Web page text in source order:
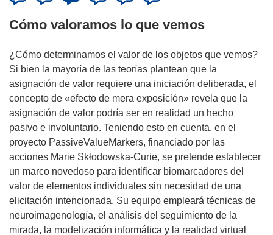
Cómo valoramos lo que vemos
¿Cómo determinamos el valor de los objetos que vemos?
Si bien la mayoría de las teorías plantean que la
asignación de valor requiere una iniciación deliberada, el
concepto de «efecto de mera exposición» revela que la
asignación de valor podría ser en realidad un hecho
pasivo e involuntario. Teniendo esto en cuenta, en el
proyecto PassiveValueMarkers, financiado por las
acciones Marie Skłodowska-Curie, se pretende establecer
un marco novedoso para identificar biomarcadores del
valor de elementos individuales sin necesidad de una
elicitación intencionada. Su equipo empleará técnicas de
neuroimagenología, el análisis del seguimiento de la
mirada, la modelización informática y la realidad virtual